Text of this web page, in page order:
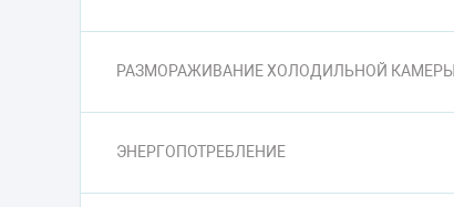
РАЗМОРАЖИВАНИЕ ХОЛОДИЛЬНОЙ КАМЕРЫ
ЭНЕРГОПОТРЕБЛЕНИЕ